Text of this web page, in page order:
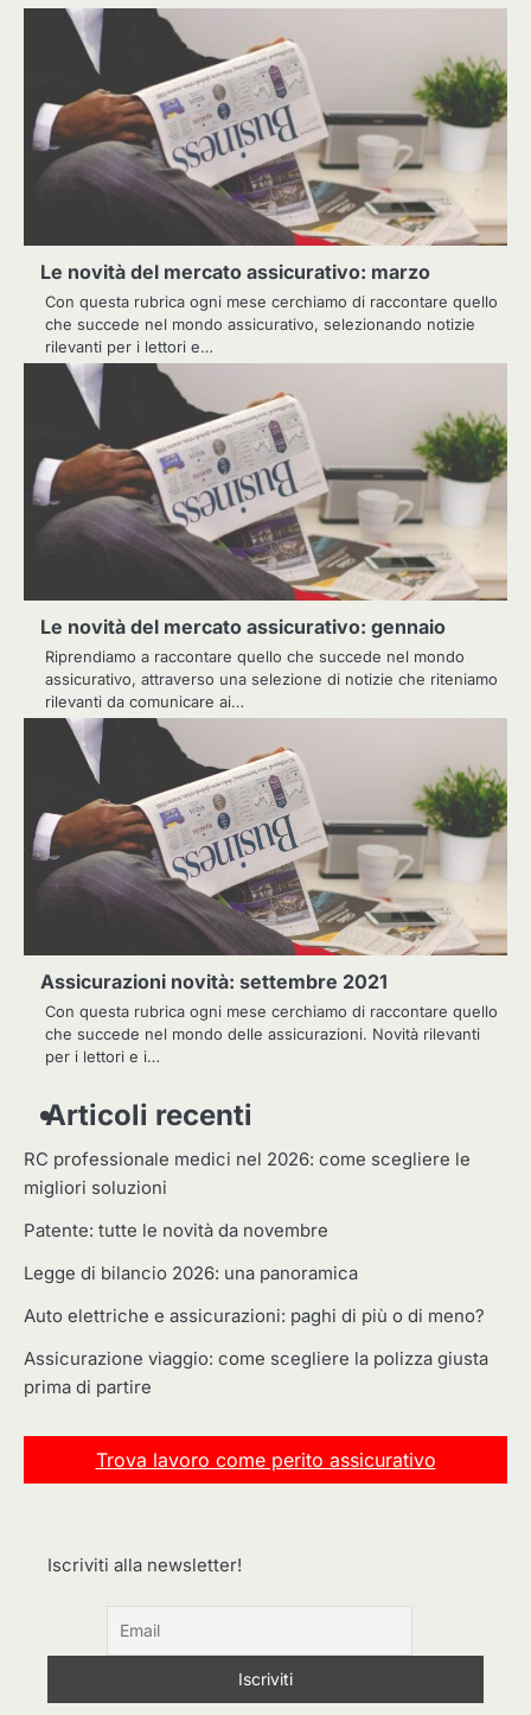
Le novità del mercato assicurativo: marzo
Con questa rubrica ogni mese cerchiamo di raccontare quello
che succede nel mondo assicurativo, selezionando notizie
rilevanti per i lettori e…
Le novità del mercato assicurativo: gennaio
Riprendiamo a raccontare quello che succede nel mondo
assicurativo, attraverso una selezione di notizie che riteniamo
rilevanti da comunicare ai…
Assicurazioni novità: settembre 2021
Con questa rubrica ogni mese cerchiamo di raccontare quello
che succede nel mondo delle assicurazioni. Novità rilevanti
per i lettori e i…
Articoli recenti
RC professionale medici nel 2026: come scegliere le
migliori soluzioni
Patente: tutte le novità da novembre
Legge di bilancio 2026: una panoramica
Auto elettriche e assicurazioni: paghi di più o di meno?
Assicurazione viaggio: come scegliere la polizza giusta
prima di partire
Trova lavoro come perito assicurativo
Iscriviti alla newsletter!